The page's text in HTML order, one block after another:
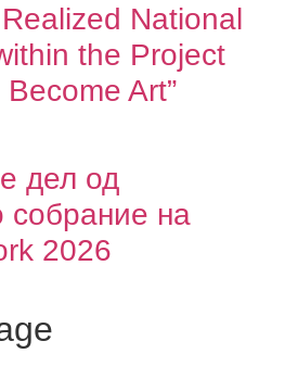
National
the Project
Art”
дел од
собрание на
2026